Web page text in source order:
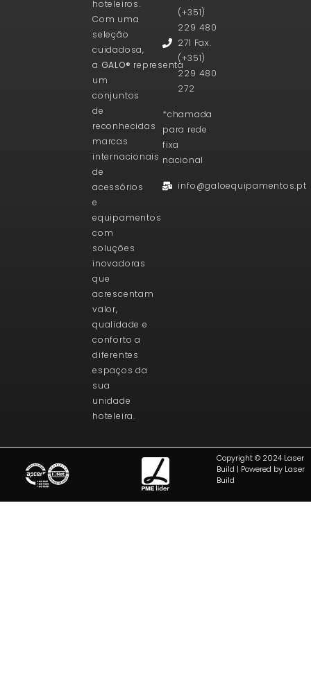
hoteleiros.
Com uma
seleção
cuidadosa,
a GALO® representa
um
conjuntos
de
reconhecidas
marcas
internacionais
de
acessórios
e
equipamentos
com
soluções
inovadoras
que
acrescentam
valor,
qualidade e
conforto a
diferentes
espaços da
sua
unidade
hoteleira.
(+351)
229 480
271 Fax.
(+351)
229 480
272
*chamada
para rede
fixa
nacional
info@galoequipamentos.pt
Copyright © 2024 Laser
Build | Powered by Laser
Build